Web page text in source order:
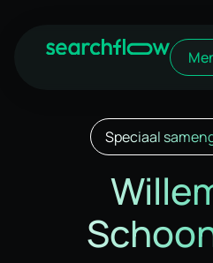
Speciaal